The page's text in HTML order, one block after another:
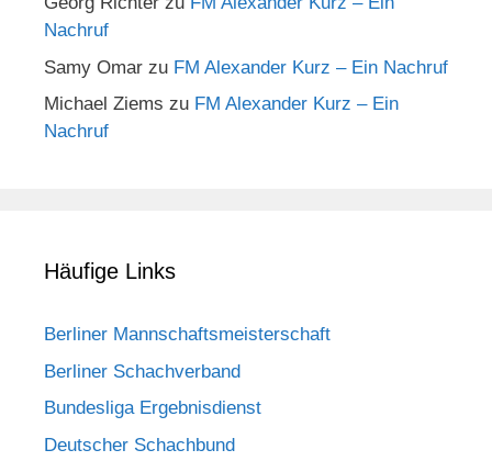
Nachruf
Samy Omar zu FM Alexander Kurz – Ein Nachruf
Michael Ziems zu FM Alexander Kurz – Ein
Nachruf
Häufige Links
Berliner Mannschaftsmeisterschaft
Berliner Schachverband
Bundesliga Ergebnisdienst
Deutscher Schachbund